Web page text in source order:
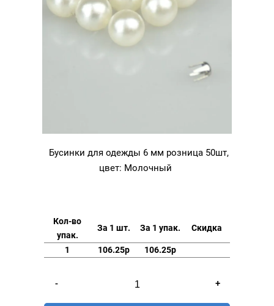
Бусинки для одежды 6 мм розница 50шт,
цвет: Молочный
Кол-во
упак.
За 1 шт. За 1 упак. Скидка
1 106.25р 106.25р
-
товара
+